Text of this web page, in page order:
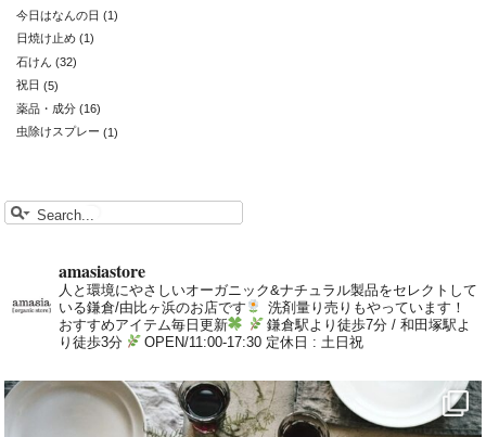
今日はなんの日 (1)
日焼け止め (1)
石けん (32)
祝日 (5)
薬品・成分 (16)
虫除けスプレー (1)
amasiastore
人と環境にやさしいオーガニック&ナチュラル製品をセレクトして
いる鎌倉/由比ヶ浜のお店です
洗剤量り売りもやっています！
おすすめアイテム毎日更新
鎌倉駅より徒歩7分 / 和田塚駅よ
り徒歩3分
OPEN/11:00-17:30 定休日 : 土日祝